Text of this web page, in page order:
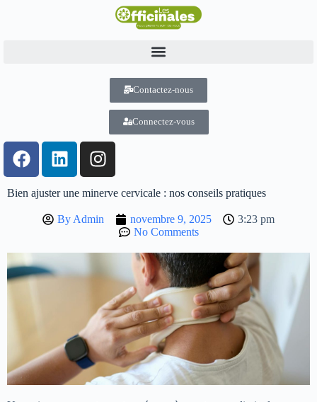
Contactez-nous
Connectez-vous
Bien ajuster une minerve cervicale : nos conseils pratiques
By Admin novembre 9, 2025
3:23 pm
No Comments